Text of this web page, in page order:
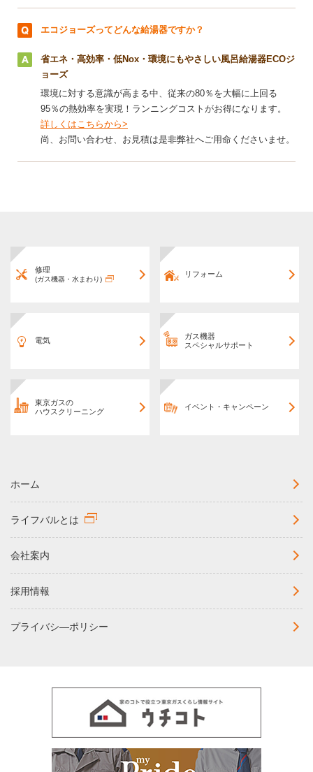
修理
(ガス機器・水まわり)
リフォーム
電気
ガス機器
スペシャルサポート
東京ガスの
ハウスクリーニング
イベント・キャンペーン
ホーム
ライフバルとは
会社案内
採用情報
プライバシ―ポリシー